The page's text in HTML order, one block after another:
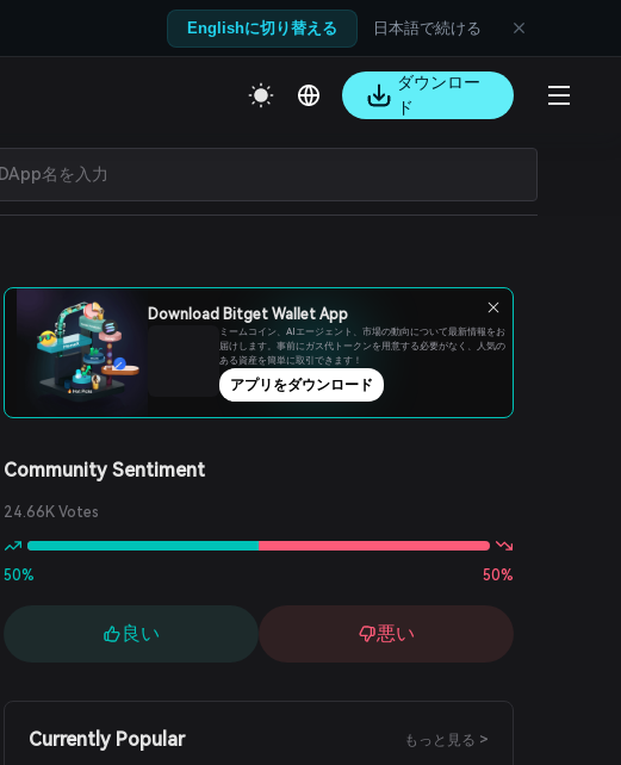
Englishに切り替える 日本語で続ける
ダウンロー
ド
Download Bitget Wallet App
ミームコイン、AIエージェント、市場の動向について最新情報をお
届けします。事前にガス代トークンを用意する必要がなく、人気の
ある資産を簡単に取引できます！
アプリをダウンロード
Community Sentiment
24.66K Votes
50% 50%
良い 悪い
Currently Popular もっと見る >